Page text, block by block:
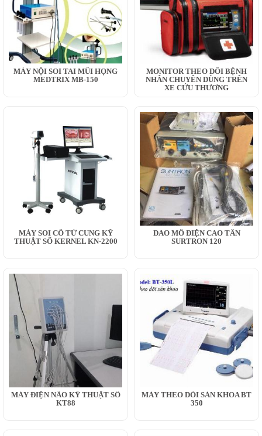
MÁY NỘI SOI TAI MŨI HỌNG
MEDTRIX MB-150
MONITOR THEO DÕI BỆNH
NHÂN CHUYÊN DÙNG TRÊN
XE CỨU THƯƠNG
MÁY SOI CỔ TỬ CUNG KỸ
THUẬT SỐ KERNEL KN-2200
DAO MỔ ĐIỆN CAO TẦN
SURTRON 120
MÁY ĐIỆN NÃO KỸ THUẬT SỐ
KT88
MÁY THEO DÕI SẢN KHOA BT
350